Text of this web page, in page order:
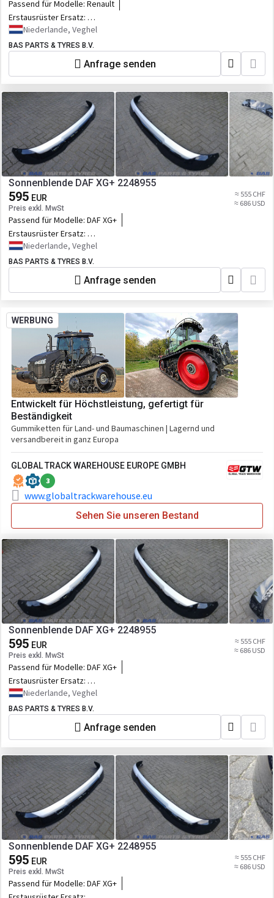
Passend für Modelle: Renault
Erstausrüster Ersatz:
Niederlande, Veghel
BAS PARTS & TYRES B.V.
Anfrage senden
Sonnenblende DAF XG+ 2248955
595 EUR
Preis exkl. MwSt
≈ 555 CHF
≈ 686 USD
Passend für Modelle: DAF XG+
Erstausrüster Ersatz:
2248955,2328745,2398379,D2248955UPCOMPL,5.00252
Niederlande, Veghel
BAS PARTS & TYRES B.V.
Anfrage senden
WERBUNG
Entwickelt für Höchstleistung, gefertigt für
Beständigkeit
Gummiketten für Land- und Baumaschinen | Lagernd und
versandbereit in ganz Europa
GLOBAL TRACK WAREHOUSE EUROPE GMBH
3
www.globaltrackwarehouse.eu
Sehen Sie unseren Bestand
Sonnenblende DAF XG+ 2248955
595 EUR
Preis exkl. MwSt
≈ 555 CHF
≈ 686 USD
Passend für Modelle: DAF XG+
Erstausrüster Ersatz:
2248955,2328745,2398379,D2248955UPCOMPL,5.00252
Niederlande, Veghel
BAS PARTS & TYRES B.V.
Anfrage senden
Sonnenblende DAF XG+ 2248955
595 EUR
Preis exkl. MwSt
≈ 555 CHF
≈ 686 USD
Passend für Modelle: DAF XG+